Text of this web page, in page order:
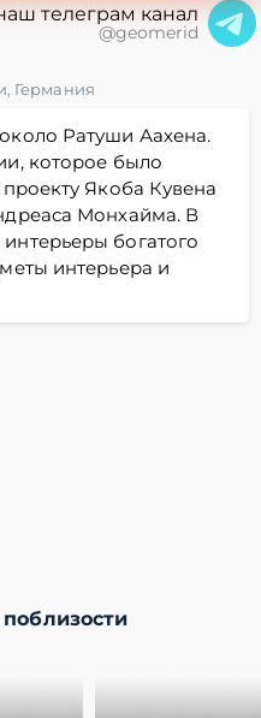
телеграм канал
@geomerid
, Германия
Ратуши Аахена.
которое было
Якоба Кувена
Монхайма. В
богатого
интерьера и